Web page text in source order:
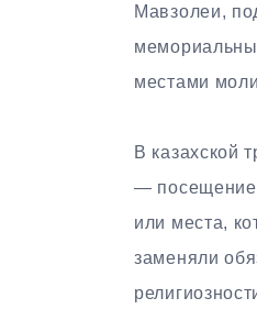
Мавзолеи,
местами
В казахской
—
или места,
заменяли